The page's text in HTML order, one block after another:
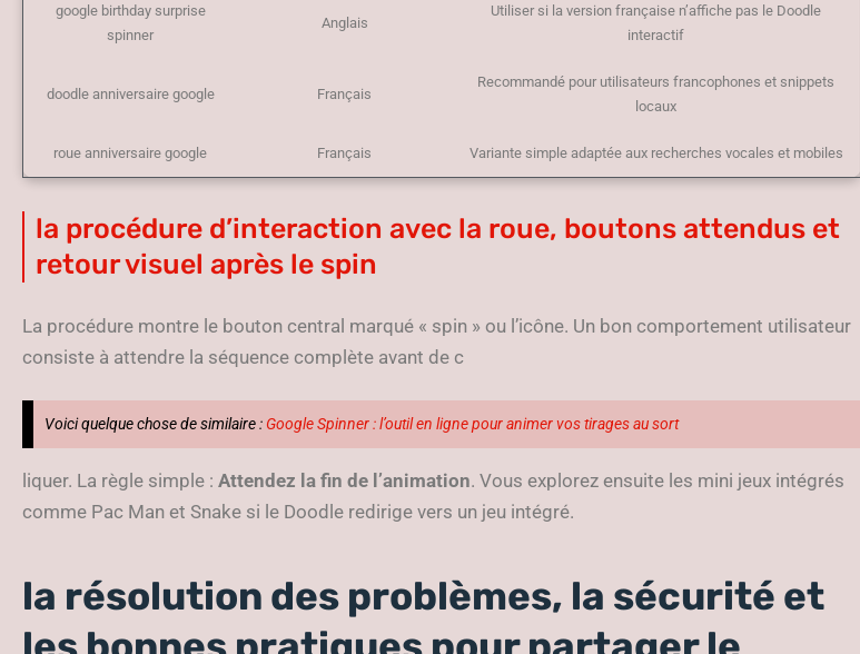
google birthday surprise
spinner
Anglais
Utiliser si la version française n’affiche pas le Doodle
interactif
doodle anniversaire google Français
Recommandé pour utilisateurs francophones et snippets
locaux
roue anniversaire google Français Variante simple adaptée aux recherches vocales et mobiles
la procédure d’interaction avec la roue, boutons attendus et
retour visuel après le spin
La procédure montre le bouton central marqué « spin » ou l’icône. Un bon comportement utilisateur
consiste à attendre la séquence complète avant de c
Voici quelque chose de similaire : Google Spinner : l’outil en ligne pour animer vos tirages au sort
liquer. La règle simple : Attendez la fin de l’animation. Vous explorez ensuite les mini jeux intégrés
comme Pac Man et Snake si le Doodle redirige vers un jeu intégré.
la résolution des problèmes, la sécurité et